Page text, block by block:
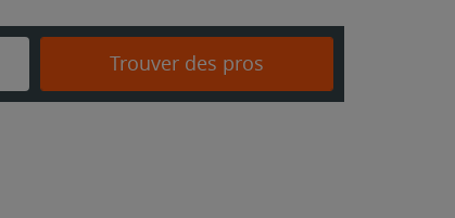
Trouver des pros